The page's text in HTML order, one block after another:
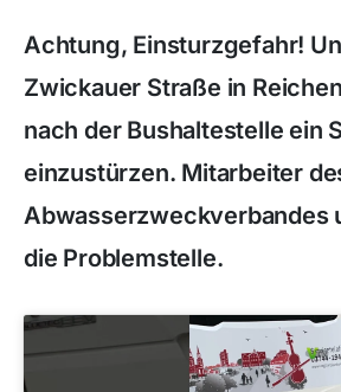
Achtung, Einsturzgefahr!
Zwickauer Straße in
nach der Bushaltestelle ein
einzustürzen. Mitarbeiter
Abwasserzweckverbandes
die Problemstelle.